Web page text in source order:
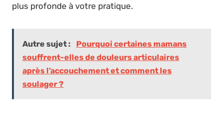
plus profonde à votre pratique.
Autre sujet :
Pourquoi certaines mamans
souffrent-elles de douleurs articulaires
après l’accouchement et comment les
soulager ?